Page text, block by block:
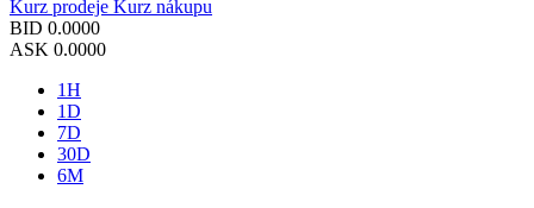
Kurz prodeje Kurz nákupu
BID 0.0000
ASK 0.0000
1H
1D
7D
30D
6M